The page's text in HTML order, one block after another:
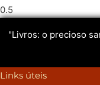
"Livros: o precioso
Links úteis